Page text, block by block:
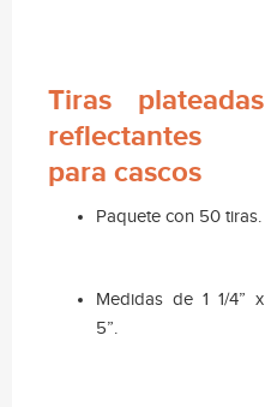
Tiras plateadas
reflectantes
para cascos
Paquete con 50 tiras.
Medidas de 1 1/4” x
5”.